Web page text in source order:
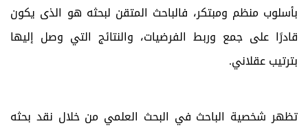
بأسلوب منظم ومبتكر، فالباحث المتقن لبحثه هو الذى يكون
قادرًا على جمع وربط الفرضيات، والنتائج التي وصل إليها
بترتيب عقلاني.
تظهر شخصية الباحث في البحث العلمي من خلال نقد بحثه